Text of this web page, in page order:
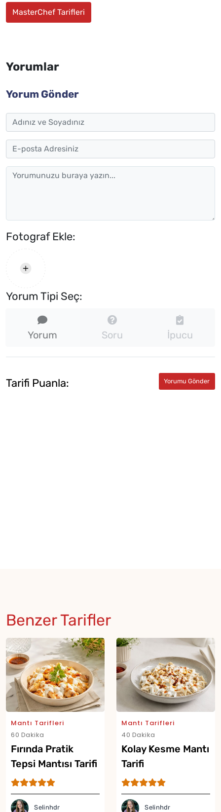
MasterChef Tarifleri
Yorumlar
Yorum Gönder
Fotograf Ekle:
Yorum Tipi Seç:
Yorum Soru İpucu
Tarifi Puanla:
Benzer Tarifler
Mantı Tarifleri
60 Dakika
Fırında Pratik
Tepsi Mantısı Tarifi
Selinhdr
Mantı Tarifleri
40 Dakika
Kolay Kesme Mantı
Tarifi
Selinhdr